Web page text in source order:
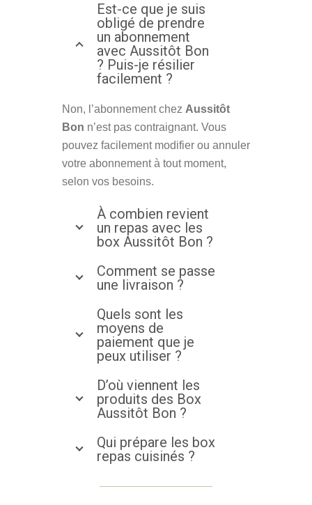
Est-ce que je suis
obligé de prendre
un abonnement
avec Aussitôt Bon
? Puis-je résilier
facilement ?
Non, l’abonnement chez Aussitôt
Bon n’est pas contraignant. Vous
pouvez facilement modifier ou annuler
votre abonnement à tout moment,
selon vos besoins.
À combien revient
un repas avec les
box Aussitôt Bon ?
Comment se passe
une livraison ?
Quels sont les
moyens de
paiement que je
peux utiliser ?
D’où viennent les
produits des Box
Aussitôt Bon ?
Qui prépare les box
repas cuisinés ?